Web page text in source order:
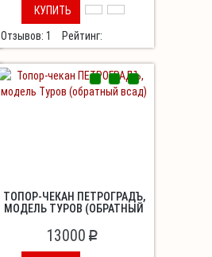
КУПИТЬ
Отзывов: 1
Рейтинг:
ТОПОР-ЧЕКАН ПЕТРОГРАДЪ,
МОДЕЛЬ ТУРОВ (ОБРАТНЫЙ
13000 p